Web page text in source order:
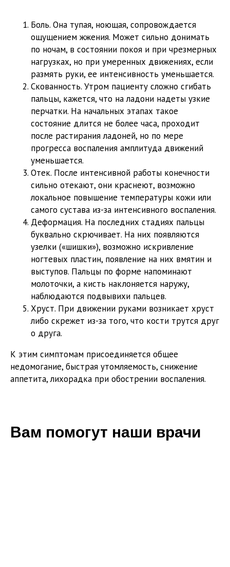
Боль. Она тупая, ноющая, сопровождается
ощущением жжения. Может сильно донимать
по ночам, в состоянии покоя и при чрезмерных
нагрузках, но при умеренных движениях, если
размять руки, ее интенсивность уменьшается.
Скованность. Утром пациенту сложно сгибать
пальцы, кажется, что на ладони надеты узкие
перчатки. На начальных этапах такое
состояние длится не более часа, проходит
после растирания ладоней, но по мере
прогресса воспаления амплитуда движений
уменьшается.
Отек. После интенсивной работы конечности
сильно отекают, они краснеют, возможно
локальное повышение температуры кожи или
самого сустава из-за интенсивного воспаления.
Деформация. На последних стадиях пальцы
буквально скрючивает. На них появляются
узелки («шишки»), возможно искривление
ногтевых пластин, появление на них вмятин и
выступов. Пальцы по форме напоминают
молоточки, а кисть наклоняется наружу,
наблюдаются подвывихи пальцев.
Хруст. При движении руками возникает хруст
либо скрежет из-за того, что кости трутся друг
о друга.
К этим симптомам присоединяется общее
недомогание, быстрая утомляемость, снижение
аппетита, лихорадка при обострении воспаления.
Вам помогут наши врачи